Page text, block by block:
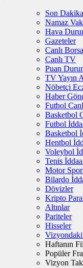
Son Dakika
Namaz
Hava
Gazeteler
Canlı Borsa
Canlı TV
Puan
TV Yayın
Nöbetçi
Haber
Futbol
Basketbol
Futbol
Basketbol
Hentbol
Voleybol
Tenis
Motor
Bilardo
Dövizler
Kripto
Altınlar
Pariteler
Hisseler
Haftanın
Popüler
Vizyon